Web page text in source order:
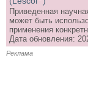
Приведенная
может быть
применения
Дата обновления:
Реклама